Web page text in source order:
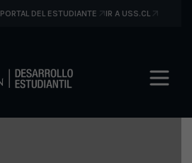
PORTAL DEL ESTUDIANTE IR A USS.CL